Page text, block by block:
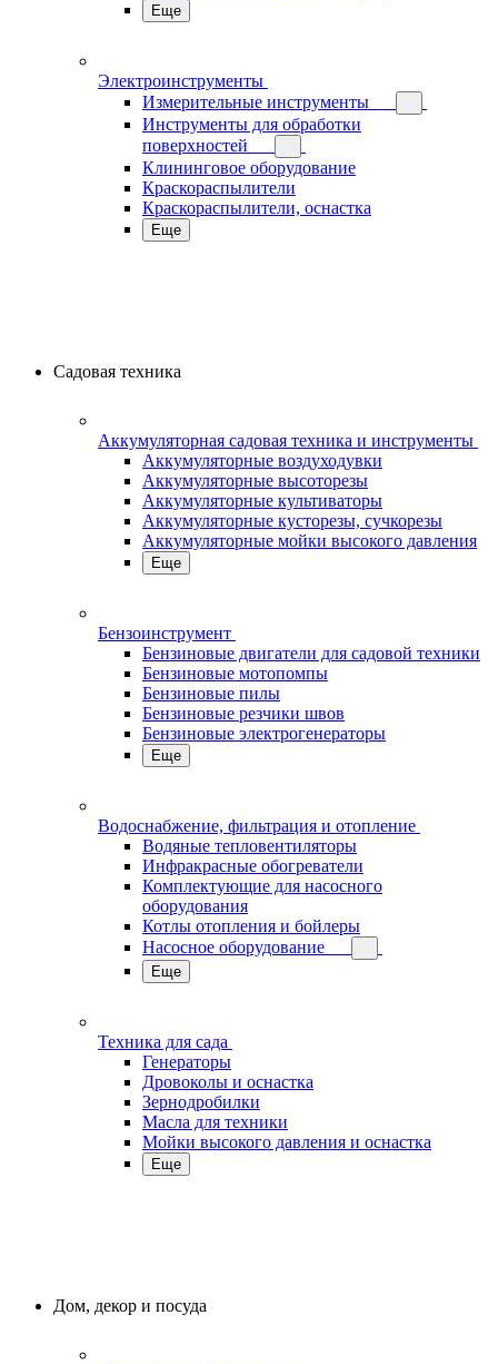
Еще
Электроинструменты
Измерительные инструменты
Инструменты для обработки
поверхностей
Клининговое оборудование
Краскораспылители
Краскораспылители, оснастка
Еще
Садовая техника
Аккумуляторная садовая техника и инструменты
Аккумуляторные воздуходувки
Аккумуляторные высоторезы
Аккумуляторные культиваторы
Аккумуляторные кусторезы, сучкорезы
Аккумуляторные мойки высокого давления
Еще
Бензоинструмент
Бензиновые двигатели для садовой техники
Бензиновые мотопомпы
Бензиновые пилы
Бензиновые резчики швов
Бензиновые электрогенераторы
Еще
Водоснабжение, фильтрация и отопление
Водяные тепловентиляторы
Инфракрасные обогреватели
Комплектующие для насосного
оборудования
Котлы отопления и бойлеры
Насосное оборудование
Еще
Техника для сада
Генераторы
Дровоколы и оснастка
Зернодробилки
Масла для техники
Мойки высокого давления и оснастка
Еще
Дом, декор и посуда